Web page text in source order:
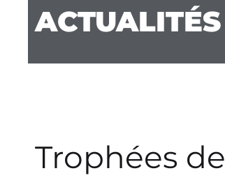
Trophées